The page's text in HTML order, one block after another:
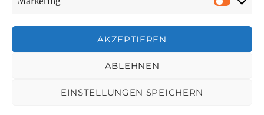
AKZEPTIEREN
ABLEHNEN
EINSTELLUNGEN SPEICHERN
Affiliate Disclosure
Datenschutzerklärung
Impressum